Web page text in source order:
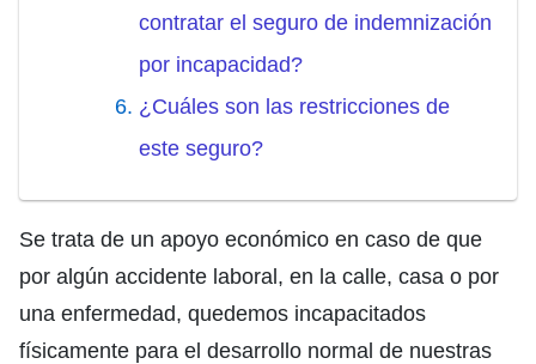
contratar el seguro de indemnización
por incapacidad?
¿Cuáles son las restricciones de
este seguro?
Se trata de un apoyo económico en caso de que
por algún accidente laboral, en la calle, casa o por
una enfermedad, quedemos incapacitados
físicamente para el desarrollo normal de nuestras